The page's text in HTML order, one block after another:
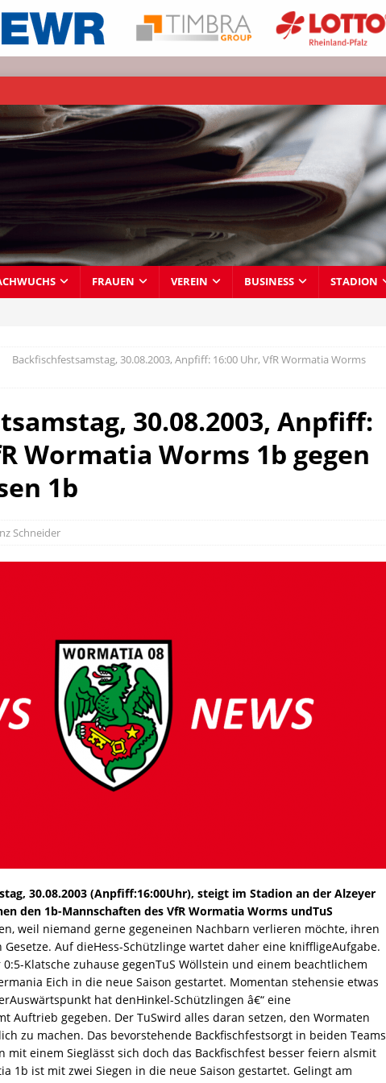
FRAUEN VEREIN BUSINESS STADION
Backfischfestsamstag, 30.08.2003, Anpfiff: 16:00 Uhr, VfR Wormatia Worms
30.08.2003, Anpfiff:
Wormatia Worms 1b gegen
1b
Schneider
30.08.2003 (Anpfiff:16:00Uhr), steigt im Stadion an der Alzeyer
den 1b-Mannschaften des VfR Wormatia Worms undTuS
weil niemand gerne gegeneinen Nachbarn verlieren möchte, ihren
Auf dieHess-Schützlinge wartet daher eine kniffligeAufgabe.
Klatsche zuhause gegenTuS Wöllstein und einem beachtlichem
Eich in die neue Saison gestartet. Momentan stehensie etwas
hat denHinkel-Schützlingen â€“ eine
Auftrieb gegeben. Der TuSwird alles daran setzen, den Wormaten
zu machen. Das bevorstehende Backfischfestsorgt in beiden Teams
einem Sieglässt sich doch das Backfischfest besser feiern alsmit
1b ist mit zwei Siegen in die neue Saison gestartet. Gelingt am